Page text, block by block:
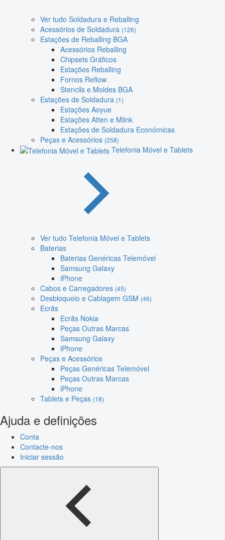
Ver tudo Soldadura e Reballing
Acessórios de Soldadura (126)
Estações de Reballing BGA
Acessórios Reballing
Chipsets Gráficos
Estações Reballing
Fornos Reflow
Stencils e Moldes BGA
Estações de Soldadura (1)
Estações Aoyue
Estações Atten e Mlink
Estações de Soldadura Económicas
Peças e Acessórios (258)
Telefonia Móvel e Tablets
Ver tudo Telefonia Móvel e Tablets
Baterias
Baterias Genéricas Telemóvel
Samsung Galaxy
iPhone
Cabos e Carregadores (45)
Desbloqueio e Cablagem GSM (46)
Ecrãs
Ecrãs Nokia
Peças Outras Marcas
Samsung Galaxy
iPhone
Peças e Acessórios
Peças Genéricas Telemóvel
Peças Outras Marcas
iPhone
Tablets e Peças (18)
Ajuda e definições
Conta
Contacte-nos
Iniciar sessão